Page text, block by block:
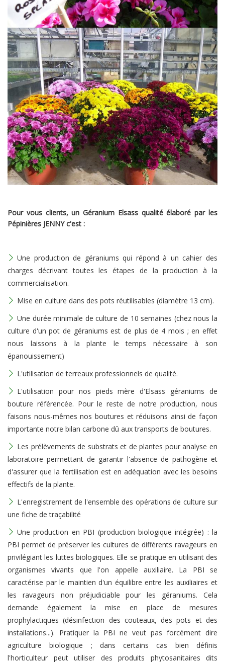
Pour vous clients, un Géranium Elsass qualité élaboré par les
Pépinières JENNY c'est :
Une production de géraniums qui répond à un cahier des
charges décrivant toutes les étapes de la production à la
commercialisation.
Mise en culture dans des pots réutilisables (diamètre 13 cm).
Une durée minimale de culture de 10 semaines (chez nous la
culture d'un pot de géraniums est de plus de 4 mois ; en effet
nous laissons à la plante le temps nécessaire à son
épanouissement)
L'utilisation de terreaux professionnels de qualité.
L'utilisation pour nos pieds mère d'Elsass géraniums de
bouture référencée. Pour le reste de notre production, nous
faisons nous-mêmes nos boutures et réduisons ainsi de façon
importante notre bilan carbone dû aux transports de boutures.
Les prélèvements de substrats et de plantes pour analyse en
laboratoire permettant de garantir l'absence de pathogène et
d'assurer que la fertilisation est en adéquation avec les besoins
effectifs de la plante.
L'enregistrement de l'ensemble des opérations de culture sur
une fiche de traçabilité
Une production en PBI (production biologique intégrée) : la
PBI permet de préserver les cultures de différents ravageurs en
privilégiant les luttes biologiques. Elle se pratique en utilisant des
organismes vivants que l'on appelle auxiliaire. La PBI se
caractérise par le maintien d'un équilibre entre les auxiliaires et
les ravageurs non préjudiciable pour les géraniums. Cela
demande également la mise en place de mesures
prophylactiques (désinfection des couteaux, des pots et des
installations...). Pratiquer la PBI ne veut pas forcément dire
agriculture biologique ; dans certains cas bien définis
l'horticulteur peut utiliser des produits phytosanitaires dits